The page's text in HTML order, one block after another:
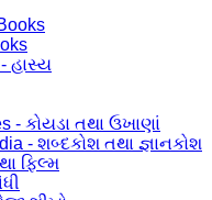
હાસ્ય
- કોયડા તથા ઉખાણાં
- શબ્દકોશ તથા જ્ઞાનકોશ
ફિલ્મ